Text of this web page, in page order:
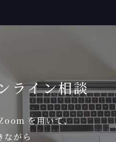
ライン相談
を用いて、
ながら